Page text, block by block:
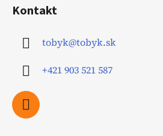
Kontakt
tobyk@tobyk.sk
+421 903 521 587